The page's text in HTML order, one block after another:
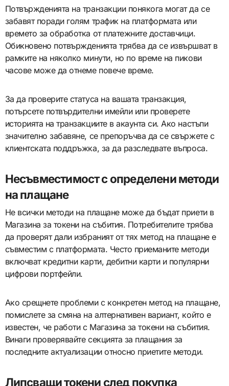
Потвържденията на транзакции понякога могат да се
забавят поради голям трафик на платформата или
времето за обработка от платежните доставчици.
Обикновено потвържденията трябва да се извършват в
рамките на няколко минути, но по време на пикови
часове може да отнеме повече време.
За да проверите статуса на вашата транзакция,
потърсете потвърдителни имейли или проверете
историята на транзакциите в акаунта си. Ако настъпи
значително забавяне, се препоръчва да се свържете с
клиентската поддръжка, за да разследвате въпроса.
Несъвместимост с определени методи
на плащане
Не всички методи на плащане може да бъдат приети в
Магазина за токени на събития. Потребителите трябва
да проверят дали избраният от тях метод на плащане е
съвместим с платформата. Често приеманите методи
включват кредитни карти, дебитни карти и популярни
цифрови портфейли.
Ако срещнете проблеми с конкретен метод на плащане,
помислете за смяна на алтернативен вариант, който е
известен, че работи с Магазина за токени на събития.
Винаги проверявайте секцията за плащания за
последните актуализации относно приетите методи.
Липсващи токени след покупка